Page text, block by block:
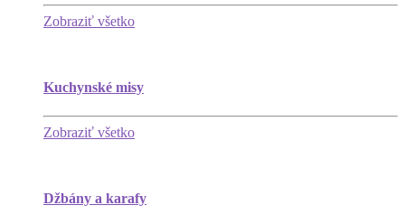
Zobraziť všetko
Kuchynské misy
Zobraziť všetko
Džbány a karafy